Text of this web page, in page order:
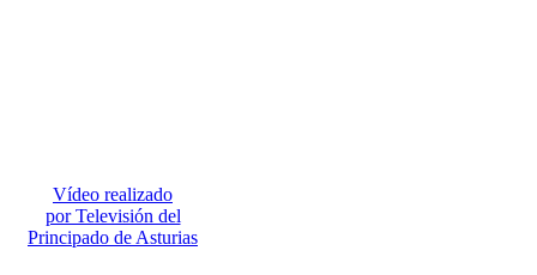
Vídeo realizado
por Televisión del
Principado de Asturias